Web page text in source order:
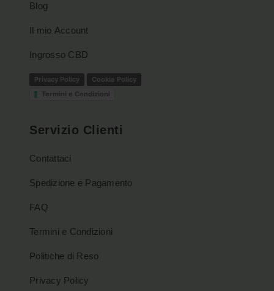
Blog
Il mio Account
Ingrosso CBD
Privacy Policy
Cookie Policy
Termini e Condizioni
Servizio Clienti
Contattaci
Spedizione e Pagamento
FAQ
Termini e Condizioni
Politiche di Reso
Privacy Policy